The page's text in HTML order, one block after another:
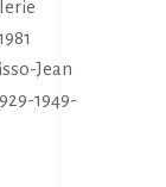
Jean
1949-